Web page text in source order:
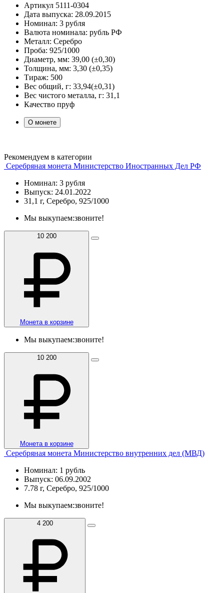
Артикул 5111-0304
Дата выпуска: 28.09.2015
Номинал: 3 рубля
Валюта номинала: рубль РФ
Металл: Серебро
Проба: 925/1000
Диаметр, мм: 39,00 (±0,30)
Толщина, мм: 3,30 (±0,35)
Тираж: 500
Вес общий, г: 33,94(±0,31)
Вес чистого металла, г: 31,1
Качество пруф
О монете
Рекомендуем в категории
Серебряная монета Министерство Иностранных Дел РФ
Номинал: 3 рубля
Выпуск: 24.01.2022
31,1 г, Серебро, 925/1000
Мы выкупаем:звоните!
10 200
Монета в корзине
Мы выкупаем:звоните!
10 200
Монета в корзине
Серебряная монета Министерство внутренних дел (МВД)
Номинал: 1 рубль
Выпуск: 06.09.2002
7.78 г, Серебро, 925/1000
Мы выкупаем:звоните!
4 200